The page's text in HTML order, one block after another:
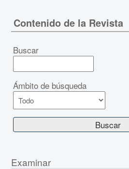
Contenido de la Revista
Buscar
Ámbito de búsqueda
Examinar